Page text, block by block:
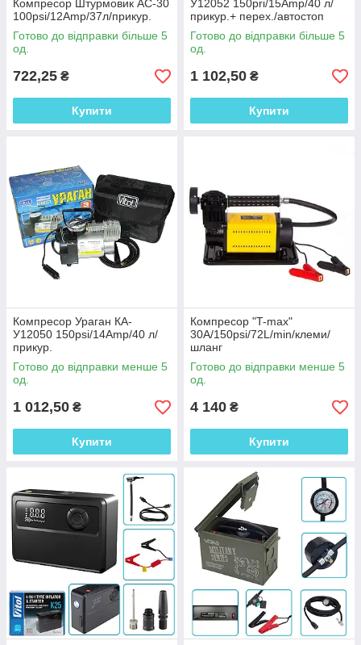
асортимент і сформуйте
замовлення. Ми гарантуємо
консультацію і повне інформування
про обраний товар.
Компресор Штурмовик AC-30
100psi/12Amp/37л/прикур.
Готово до відправки більше 5
од.
722,25 ₴
Купити
У12052 150pri/15Amp/40 л/
прикур.+ перех./автостоп
Готово до відправки більше 5
од.
1 102,50 ₴
Купити
Компресор Ураган КА-
У12050 150psi/14Amp/40 л/
прикур.
Готово до відправки менше 5
од.
1 012,50 ₴
Купити
Компресор "T-max"
30A/150psi/72L/min/клеми/
шланг
Готово до відправки менше 5
од.
4 140 ₴
Купити